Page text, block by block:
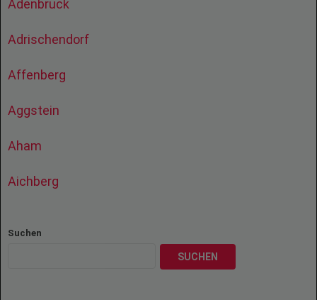
Adenbruck
Adrischendorf
Affenberg
Aggstein
Aham
Aichberg
Suchen
SUCHEN